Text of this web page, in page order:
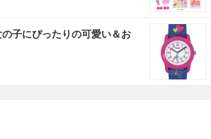
子にぴったりの可愛い＆お